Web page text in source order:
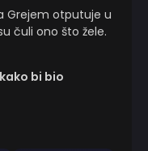
Grejem otputuje u
čuli ono što žele.
bi bio